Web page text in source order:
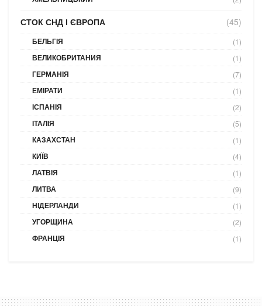
СТОК СНД І ЄВРОПА (45)
БЕЛЬГІЯ (1)
ВЕЛИКОБРИТАНИЯ (1)
ГЕРМАНІЯ (7)
ЕМІРАТИ (1)
ІСПАНІЯ (2)
ІТАЛІЯ (5)
КАЗАХСТАН (1)
КИЇВ (4)
ЛАТВІЯ (1)
ЛИТВА (9)
НІДЕРЛАНДИ (1)
УГОРЩИНА (2)
ФРАНЦІЯ (1)